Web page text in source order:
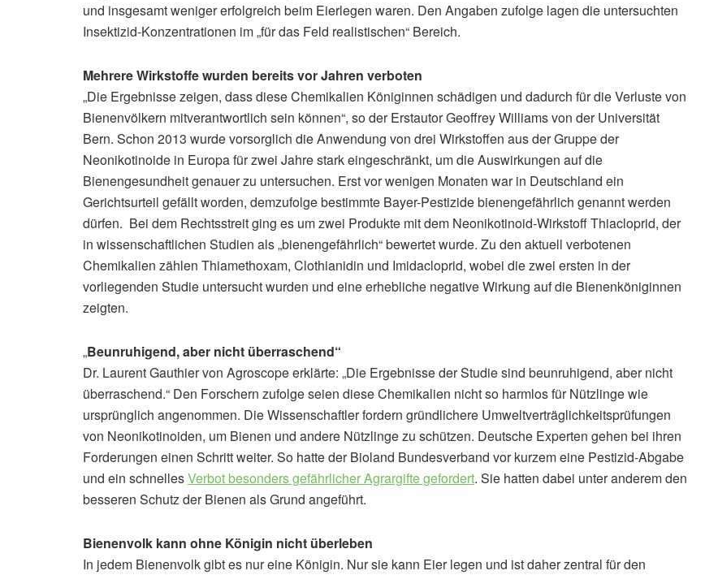
und insgesamt weniger erfolgreich beim Eierlegen waren. Den Angaben zufolge lagen die untersuchten
Insektizid-Konzentrationen im „für das Feld realistischen“ Bereich.
Mehrere Wirkstoffe wurden bereits vor Jahren verboten
„Die Ergebnisse zeigen, dass diese Chemikalien Königinnen schädigen und dadurch für die Verluste von
Bienenvölkern mitverantwortlich sein können“, so der Erstautor Geoffrey Williams von der Universität
Bern. Schon 2013 wurde vorsorglich die Anwendung von drei Wirkstoffen aus der Gruppe der
Neonikotinoide in Europa für zwei Jahre stark eingeschränkt, um die Auswirkungen auf die
Bienengesundheit genauer zu untersuchen. Erst vor wenigen Monaten war in Deutschland ein
Gerichtsurteil gefällt worden, demzufolge bestimmte Bayer-Pestizide bienengefährlich genannt werden
dürfen. Bei dem Rechtsstreit ging es um zwei Produkte mit dem Neonikotinoid-Wirkstoff Thiacloprid, der
in wissenschaftlichen Studien als „bienengefährlich“ bewertet wurde. Zu den aktuell verbotenen
Chemikalien zählen Thiamethoxam, Clothianidin und Imidacloprid, wobei die zwei ersten in der
vorliegenden Studie untersucht wurden und eine erhebliche negative Wirkung auf die Bienenköniginnen
zeigten.
„Beunruhigend, aber nicht überraschend“
Dr. Laurent Gauthier von Agroscope erklärte: „Die Ergebnisse der Studie sind beunruhigend, aber nicht
überraschend.“ Den Forschern zufolge seien diese Chemikalien nicht so harmlos für Nützlinge wie
ursprünglich angenommen. Die Wissenschaftler fordern gründlichere Umweltverträglichkeitsprüfungen
von Neonikotinoiden, um Bienen und andere Nützlinge zu schützen. Deutsche Experten gehen bei ihren
Forderungen einen Schritt weiter. So hatte der Bioland Bundesverband vor kurzem eine Pestizid-Abgabe
und ein schnellesVerbot besonders gefährlicher Agrargifte gefordert. Sie hatten dabei unter anderem den
besseren Schutz der Bienen als Grund angeführt.
Bienenvolk kann ohne Königin nicht überleben
In jedem Bienenvolk gibt es nur eine Königin. Nur sie kann Eier legen und ist daher zentral für den